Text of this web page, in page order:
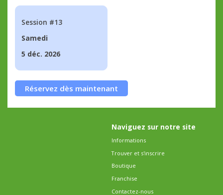
Session #13
Samedi
5 déc. 2026
Réservez dès maintenant
Naviguez sur notre site
Informations
Trouver et s'inscrire
Boutique
Franchise
Contactez-nous